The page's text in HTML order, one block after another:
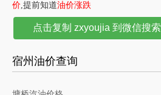
价,提前知道油价涨跌
点击复制 zxyoujia 到微信搜索
宿州油价查询